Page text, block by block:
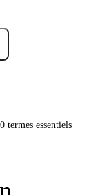
termes essentiels